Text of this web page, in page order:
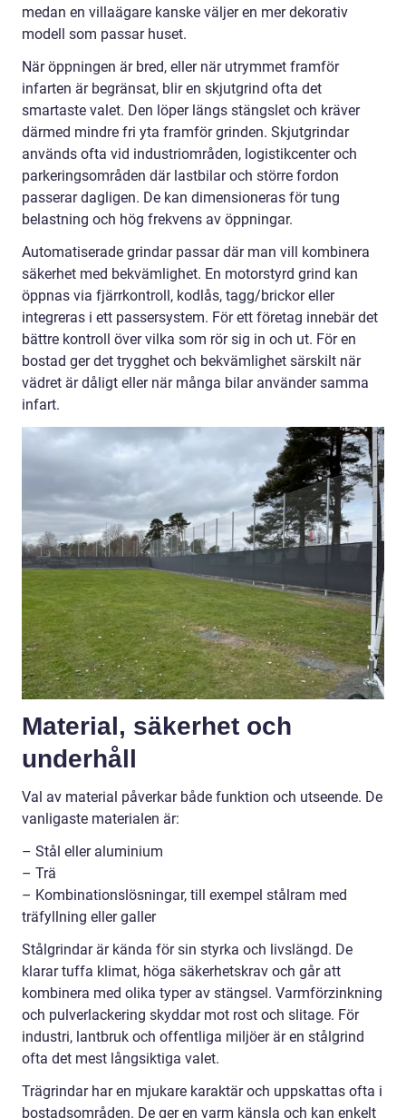
medan en villaägare kanske väljer en mer dekorativ
modell som passar huset.
När öppningen är bred, eller när utrymmet framför
infarten är begränsat, blir en skjutgrind ofta det
smartaste valet. Den löper längs stängslet och kräver
därmed mindre fri yta framför grinden. Skjutgrindar
används ofta vid industriområden, logistikcenter och
parkeringsområden där lastbilar och större fordon
passerar dagligen. De kan dimensioneras för tung
belastning och hög frekvens av öppningar.
Automatiserade grindar passar där man vill kombinera
säkerhet med bekvämlighet. En motorstyrd grind kan
öppnas via fjärrkontroll, kodlås, tagg/brickor eller
integreras i ett passersystem. För ett företag innebär det
bättre kontroll över vilka som rör sig in och ut. För en
bostad ger det trygghet och bekvämlighet särskilt när
vädret är dåligt eller när många bilar använder samma
infart.
Material, säkerhet och
underhåll
Val av material påverkar både funktion och utseende. De
vanligaste materialen är:
– Stål eller aluminium
– Trä
– Kombinationslösningar, till exempel stålram med
träfyllning eller galler
Stålgrindar är kända för sin styrka och livslängd. De
klarar tuffa klimat, höga säkerhetskrav och går att
kombinera med olika typer av stängsel. Varmförzinkning
och pulverlackering skyddar mot rost och slitage. För
industri, lantbruk och offentliga miljöer är en stålgrind
ofta det mest långsiktiga valet.
Trägrindar har en mjukare karaktär och uppskattas ofta i
bostadsområden. De ger en varm känsla och kan enkelt